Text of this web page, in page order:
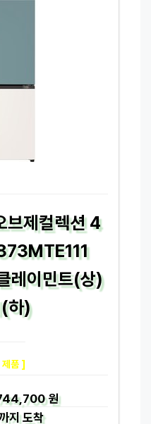
브제컬렉션 4
레이민트(상)
하)
품 ]
원
지도착